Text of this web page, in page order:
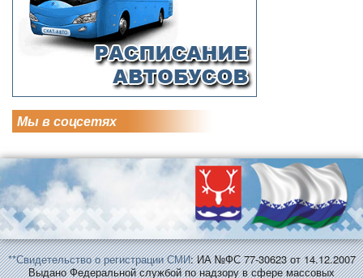
Мы в соцсетях
**Свидетельство о регистрации СМИ: ИА №ФС 77-30623 от 14.12.2007
Выдано Федеральной службой по надзору в сфере массовых